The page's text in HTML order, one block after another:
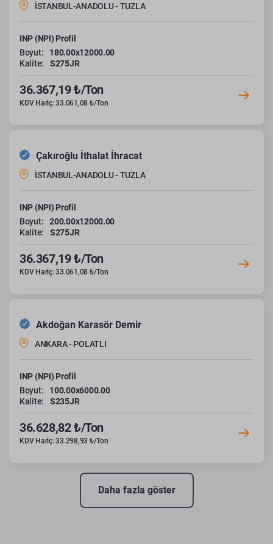
İSTANBUL-ANADOLU - TUZLA
INP (NPI) Profil
Boyut:
180.00x12000.00
Kalite:
S275JR
36.367,19 ₺/Ton
KDV Hariç: 33.061,08 ₺/Ton
Çakıroğlu İthalat İhracat
İSTANBUL-ANADOLU - TUZLA
INP (NPI) Profil
Boyut:
200.00x12000.00
Kalite:
S275JR
36.367,19 ₺/Ton
KDV Hariç: 33.061,08 ₺/Ton
Akdoğan Karasör Demir
ANKARA - POLATLI
INP (NPI) Profil
Boyut:
100.00x6000.00
Kalite:
S235JR
36.628,82 ₺/Ton
KDV Hariç: 33.298,93 ₺/Ton
Daha fazla göster